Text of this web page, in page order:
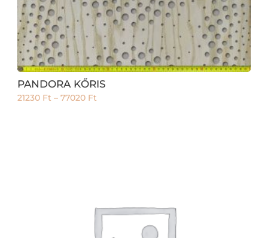
PANDORA KŐRIS
21230 Ft – 77020 Ft